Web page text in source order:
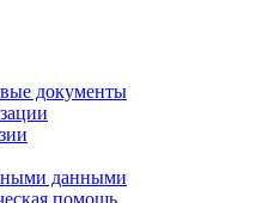
документы
данными
помощь